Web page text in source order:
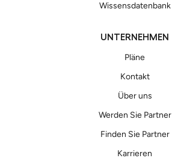
Wissensdatenbank
UNTERNEHMEN
Pläne
Kontakt
Über uns
Werden Sie Partner
Finden Sie Partner
Karrieren